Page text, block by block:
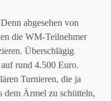
abgesehen von
die WM-Teilnehmer
Überschlägig
rund 4.500 Euro.
Turnieren, die ja
dem Ärmel zu schütteln,